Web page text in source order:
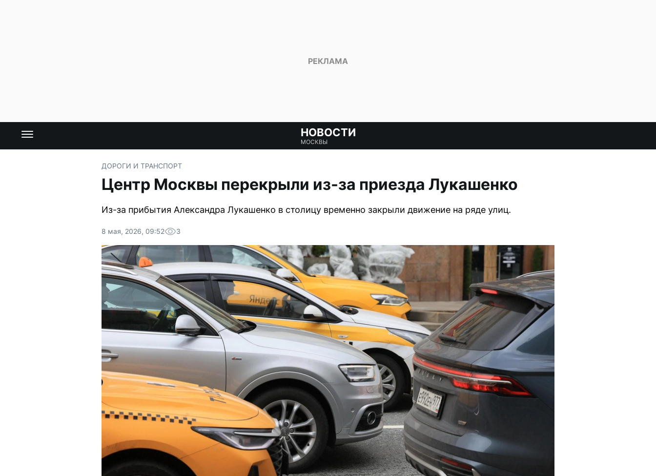
НОВОСТИ
МОСКВЫ
ДОРОГИ И ТРАНСПОРТ
Центр Москвы перекрыли из-за приезда Лукашенко
Из-за прибытия Александра Лукашенко в столицу временно закрыли движение на ряде улиц.
8 мая, 2026, 09:52 3